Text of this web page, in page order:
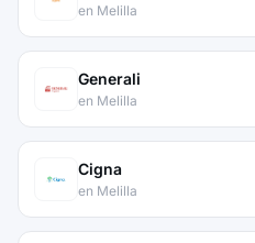
en Melilla
Generali
en Melilla
Cigna
en Melilla